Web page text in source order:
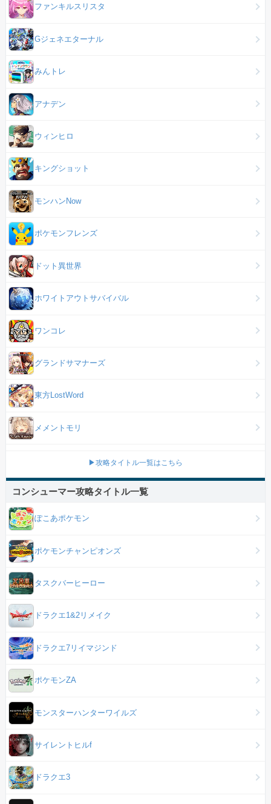
ファンキルスリスタ
Gジェネエターナル
みんトレ
アナデン
ウィンヒロ
キングショット
モンハンNow
ポケモンフレンズ
ドット異世界
ホワイトアウトサバイバル
ワンコレ
グランドサマナーズ
東方LostWord
メメントモリ
▶攻略タイトル一覧はこちら
コンシューマー攻略タイトル一覧
ぽこあポケモン
ポケモンチャンピオンズ
タスクバーヒーロー
ドラクエ1&2リメイク
ドラクエ7リイマジンド
ポケモンZA
モンスターハンターワイルズ
サイレントヒルf
ドラクエ3